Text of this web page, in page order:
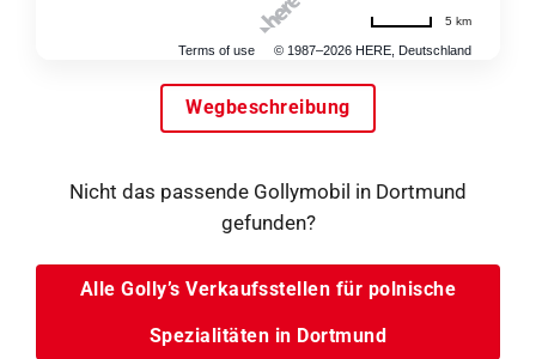
Terms of use © 1987–2026 HERE, Deutschland
5 km
Wegbeschreibung
Nicht das passende Gollymobil in Dortmund
gefunden?
Alle Golly’s Verkaufsstellen für polnische
Spezialitäten in Dortmund